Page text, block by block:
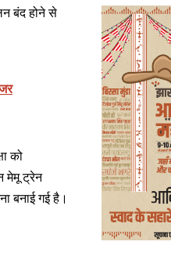
बंद होने से
को
मेमू ट्रेन
बनाई गई है।